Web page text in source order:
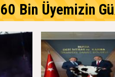
Birlikte Büyüteceğiz.